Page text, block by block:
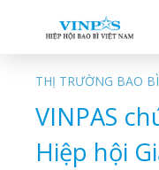
THỊ TRƯỜNG BAO BÌ
VINPAS
Hiệp hội